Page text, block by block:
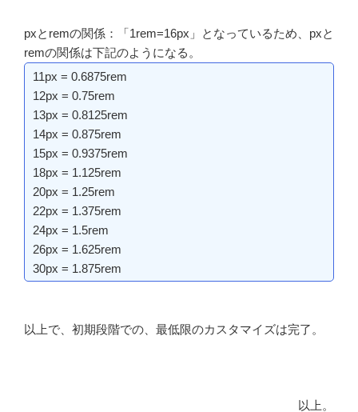
pxとremの関係：「1rem=16px」となっているため、pxと
remの関係は下記のようになる。
11px = 0.6875rem
12px = 0.75rem
13px = 0.8125rem
14px = 0.875rem
15px = 0.9375rem
18px = 1.125rem
20px = 1.25rem
22px = 1.375rem
24px = 1.5rem
26px = 1.625rem
30px = 1.875rem
以上で、初期段階での、最低限のカスタマイズは完了。
以上。